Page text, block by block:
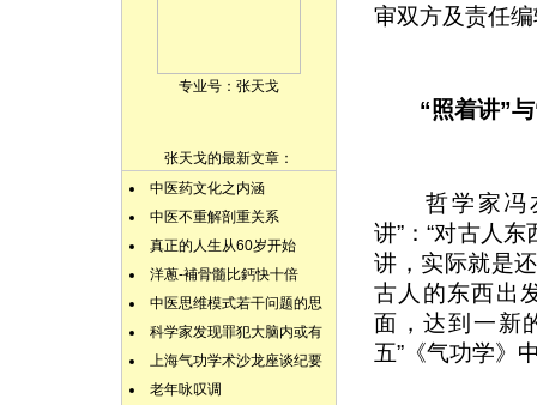
专业号： 张天戈
张天戈的最新文章：
中医药文化之内涵
中医不重解剖重关系
真正的人生从60岁开始
洋蔥-補骨髓比鈣快十倍
中医思维模式若干问题的思
科学家发现罪犯大脑内或有
上海气功学术沙龙座谈纪要
老年咏叹调
审双方及责任
“照着讲”
哲学家冯友
讲”：“对古人
讲，实际就是
古人的东西出
面，达到一新
五”《气功学》